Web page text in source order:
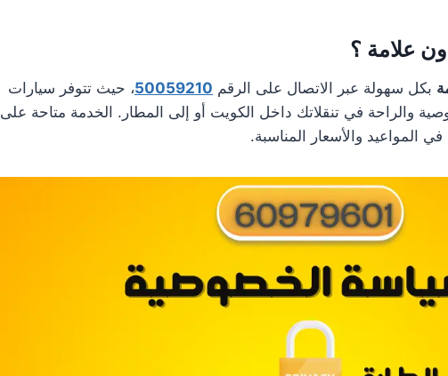
علامة ؟
بكل سهولة عبر الاتصال على الرقم 50059210، حيث تتوفر سيارات
والراحة في تنقلاتك داخل الكويت أو إلى المطار. الخدمة متاحة على
المواعيد والأسعار المناسبة.